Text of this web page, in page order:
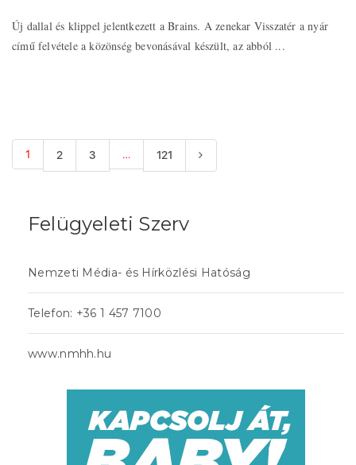
Új dallal és klippel jelentkezett a Brains. A zenekar Visszatér a nyár
című felvétele a közönség bevonásával készült, az abból ...
1 2 3 … 121
Felügyeleti Szerv
Nemzeti Média- és Hírközlési Hatóság
Telefon: +36 1 457 7100
www.nmhh.hu